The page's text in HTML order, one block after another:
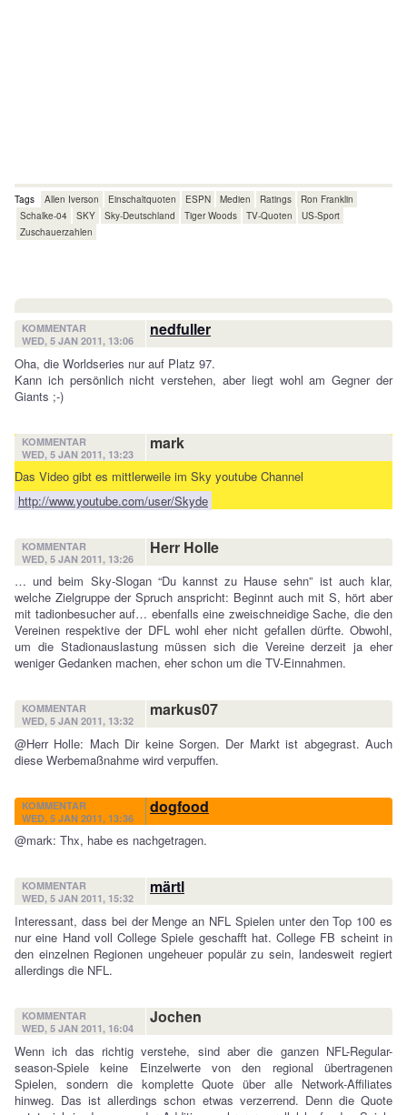
Tags Allen Iverson Einschaltquoten ESPN Medien Ratings
Ron Franklin
Schalke-04
SKY Sky-Deutschland Tiger Woods TV-Quoten
US-Sport
Zuschauerzahlen
KOMMENTAR
WED, 5 JAN 2011, 13:06
nedfuller
Oha, die Worldseries nur auf Platz 97.
Kann ich persönlich nicht verstehen, aber liegt wohl am Gegner der
Giants ;-)
KOMMENTAR
WED, 5 JAN 2011, 13:23
mark
Das Video gibt es mittlerweile im Sky youtube Channel
http://www.youtube.com/user/Skyde
KOMMENTAR
WED, 5 JAN 2011, 13:26
Herr Holle
… und beim Sky-Slogan “Du kannst zu Hause sehn” ist auch klar,
welche Zielgruppe der Spruch anspricht: Beginnt auch mit S, hört aber
mit tadionbesucher auf… ebenfalls eine zweischneidige Sache, die den
Vereinen respektive der DFL wohl eher nicht gefallen dürfte. Obwohl,
um die Stadionauslastung müssen sich die Vereine derzeit ja eher
weniger Gedanken machen, eher schon um die TV-Einnahmen.
KOMMENTAR
WED, 5 JAN 2011, 13:32
markus07
@Herr Holle: Mach Dir keine Sorgen. Der Markt ist abgegrast. Auch
diese Werbemaßnahme wird verpuffen.
KOMMENTAR
WED, 5 JAN 2011, 13:36
dogfood
@mark: Thx, habe es nachgetragen.
KOMMENTAR
WED, 5 JAN 2011, 15:32
märtl
Interessant, dass bei der Menge an NFL Spielen unter den Top 100 es
nur eine Hand voll College Spiele geschafft hat. College FB scheint in
den einzelnen Regionen ungeheuer populär zu sein, landesweit regiert
allerdings die NFL.
KOMMENTAR
WED, 5 JAN 2011, 16:04
Jochen
Wenn ich das richtig verstehe, sind aber die ganzen NFL-Regular-
season-Spiele keine Einzelwerte von den regional übertragenen
Spielen, sondern die komplette Quote über alle Network-Affiliates
hinweg. Das ist allerdings schon etwas verzerrend. Denn die Quote